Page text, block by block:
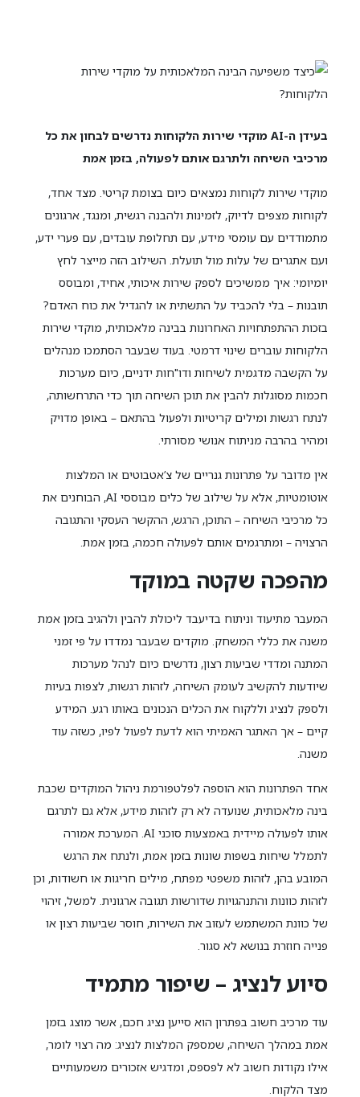
בעידן ה-AI מוקדי שירות הלקוחות נדרשים לבחון את כל
מרכיבי השיחה ולתרגם אותם לפעולה, בזמן אמת
מוקדי שירות לקוחות נמצאים כיום בצומת קריטי. מצד אחד,
לקוחות מצפים לדיוק, לזמינות ולהבנה רגשית, ומנגד, ארגונים
מתמודדים עם עומסי מידע, עם תחלופת עובדים, עם פערי ידע,
ועם אתגרים של עלות מול תועלת. השילוב הזה מייצר לחץ
יומיומי: איך ממשיכים לספק שירות איכותי, אחיד, ומבוסס
תובנות – בלי להכביד על התשתית או להגדיל את כוח האדם?
בזכות ההתפתחויות האחרונות בבינה מלאכותית, מוקדי שירות
הלקוחות עוברים שינוי דרמטי. בעוד שבעבר הסתמכו מנהלים
על הקשבה מדגמית לשיחות ודו"חות ידניים, כיום מערכות
חכמות מסוגלות להבין את תוכן השיחה תוך כדי התרחשותה,
לנתח רגשות ומילים קריטיות ולפעול בהתאם – באופן מדויק
ומהיר בהרבה מניתוח אנושי מסורתי.
אין מדובר על פתרונות גנריים של צ’אטבוטים או המלצות
אוטומטיות, אלא על שילוב של כלים מבוססי AI, הבוחנים את
כל מרכיבי השיחה – התוכן, הרגש, ההקשר העסקי והתגובה
הרצויה – ומתרגמים אותם לפעולה חכמה, בזמן אמת.
מהפכה שקטה במוקד
המעבר מתיעוד וניתוח בדיעבד ליכולת להבין ולהגיב בזמן אמת
משנה את כללי המשחק. מוקדים שבעבר נמדדו על פי זמני
המתנה ומדדי שביעות רצון, נדרשים כיום לנהל מערכות
שיודעות להקשיב לעומק השיחה, לזהות רגשות, לצפות בעיות
ולספק לנציג וללקוח את הכלים הנכונים באותו רגע. המידע
קיים – אך האתגר האמיתי הוא לדעת לפעול לפיו, כשזה עוד
משנה.
אחד הפתרונות הוא הוספה לפלטפורמת ניהול המוקדים שכבת
בינה מלאכותית, שנועדה לא רק לזהות מידע, אלא גם לתרגם
אותו לפעולה מיידית באמצעות סוכני AI. המערכת אמורה
לתמלל שיחות בשפות שונות בזמן אמת, ולנתח את הרגש
המובע בהן, לזהות משפטי מפתח, מילים חריגות או חשודות, וכן
לזהות כוונות והתנהגויות שדורשות תגובה ארגונית. למשל, זיהוי
של כוונת המשתמש לעזוב את השירות, חוסר שביעות רצון או
פנייה חוזרת בנושא לא סגור.
סיוע לנציג – שיפור מתמיד
עוד מרכיב חשוב בפתרון הוא סייען נציג חכם, אשר מוצג בזמן
אמת במהלך השיחה, שמספק המלצות לנציג: מה רצוי לומר,
אילו נקודות חשוב לא לפספס, ומדגיש אזכורים משמעותיים
מצד הלקוח.